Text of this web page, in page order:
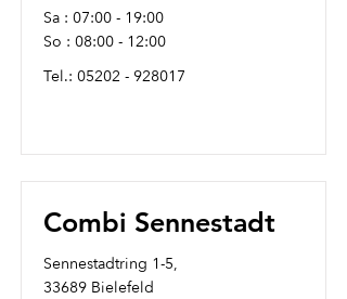
Sa : 07:00 - 19:00
So : 08:00 - 12:00
Tel.: 05202 - 928017
Combi Sennestadt
Sennestadtring 1-5,
33689 Bielefeld